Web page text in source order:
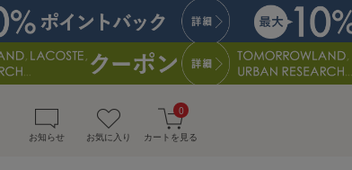
お知らせ お気に入り カートを見る
0